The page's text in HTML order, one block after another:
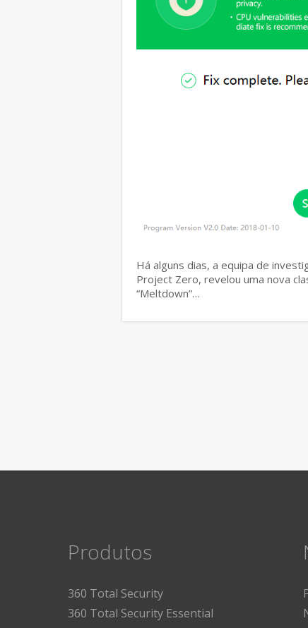
Há alguns dias, a equipa de
Project Zero, revelou uma nova
“Meltdown”…
Produtos
360 Total Security
360 Total Security Essential